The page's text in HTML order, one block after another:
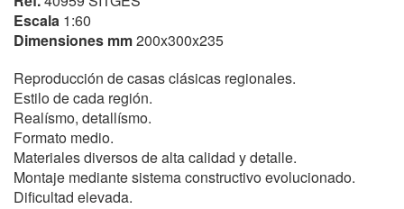
Escala 1:60
Dimensiones mm200x300x235
Reproducción de casas clásicas regionales.
Estilo de cada región.
Realísmo, detallísmo.
Formato medio.
Materiales diversos de alta calidad y detalle.
Montaje mediante sistema constructivo evolucionado.
Dificultad elevada.